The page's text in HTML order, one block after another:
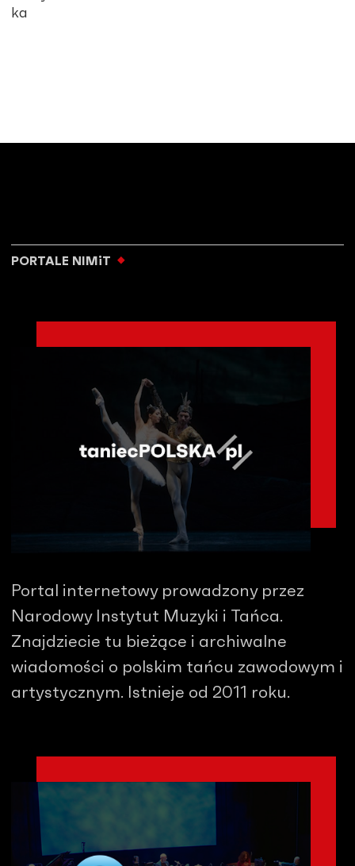
ka
PORTALE NIMiT
Portal internetowy prowadzony przez
Narodowy Instytut Muzyki i Tańca.
Znajdziecie tu bieżące i archiwalne
wiadomości o polskim tańcu zawodowym i
artystycznym. Istnieje od 2011 roku.